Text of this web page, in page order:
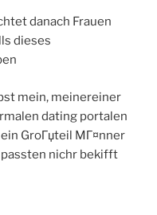
danach Frauen
dieses
mein, meinereiner
dating portalen
GroГџteil MГ¤nner
nichr bekifft